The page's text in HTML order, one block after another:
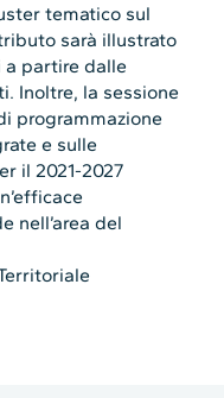
tematico sul
sarà illustrato
a partire dalle
Inoltre, la sessione
programmazione
e sulle
il 2021-2027
nell’area del